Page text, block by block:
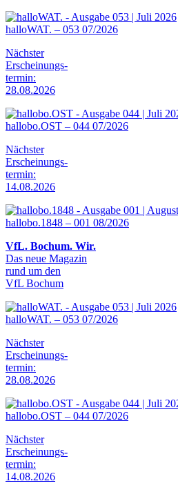
halloWAT. – 053 07/2026
Nächster
Erscheinungs-
termin:
28.08.2026
hallobo.OST – 044 07/2026
Nächster
Erscheinungs-
termin:
14.08.2026
hallobo.1848 – 001 08/2026
VfL. Bochum. Wir.
Das neue Magazin
rund um den
VfL Bochum
halloWAT. – 053 07/2026
Nächster
Erscheinungs-
termin:
28.08.2026
hallobo.OST – 044 07/2026
Nächster
Erscheinungs-
termin:
14.08.2026